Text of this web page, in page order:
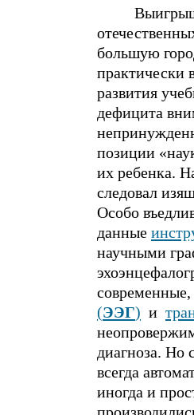
большую
практически
развития
дефицита
позиции
их ребенка.
следовал
Особо
данные
научными
(ЭЭГ) и
диагноза. Но
всегда
иногда и